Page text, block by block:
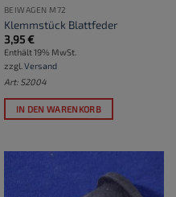
BEIWAGEN M72
Klemmstück Blattfeder
3,95€
Enthält 19% MwSt.
zzgl. Versand
Art: S2004
IN DEN WARENKORB